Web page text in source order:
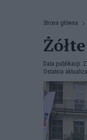
Strona główna
Data publikacji:
Ostatnia